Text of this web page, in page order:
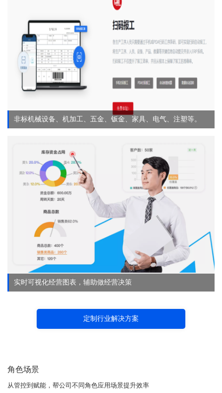
非标机械设备、机加工、五金、钣金、家具、电气、注塑等。
实时可视化经营图表，辅助做经营决策
定制行业解决方案
角色场景
从管控到赋能，帮公司不同角色应用场景提升效率